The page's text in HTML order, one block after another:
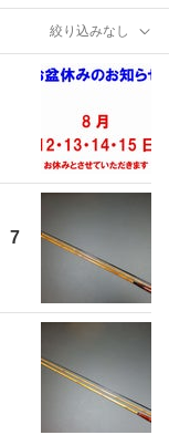
絞り込みなし
7